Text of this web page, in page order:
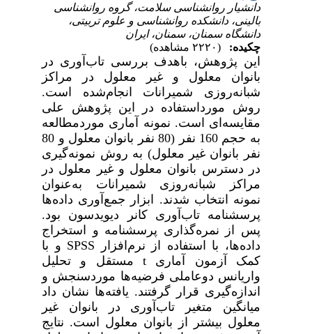
دانشیار روانشناسی سلامت، گروه روانشناسی
بالینی، دانشکده روانشناسی و علوم تربیتی،
دانشگاه سمنان، سمنان، ایران
چکیده:
این پژوهش، باهدف بررسیتاب‌آوری در
بانوان معلول و غیر معلول در مراکز
شبانه‌روزی شمیرانات
انجام‌شده است.
روش مورداستفاده در این پژوهش علی
مقایسه‌ای است. نمونه آماری موردمطالعه
به حجم 160 نفر (
80 نفر بانوان معلول و 80
نفر بانوان غیر معلول) به روش نمونه‌گیری
در دسترس بانوان معلول و غیر معلول در
مراکز شبانه‌روزی شمیرانات
به‌عنوان
نمونه انتخاب شدند. ابزار جمع‌آوری داده‌ها
پرسشنامه تاب‌آوری کانر دیویدسون بود.
پس از نمره‌گذاری پرسشنامه و استخراج
داده‌ها، با استفاده از نرم‌افزارSPSS
و با
کمک آزمون آماریt
مستقل و تحلیل
واریانس دوعاملی فرضیه‌ها موردسنجش و
اندازه‌گیری قرار گرفتند. یافته‌ها نشان داد
میانگین متغیر تاب‌آوری دربانوان غیر
معلولبیشتر از بانوان معلولاست. نتایج